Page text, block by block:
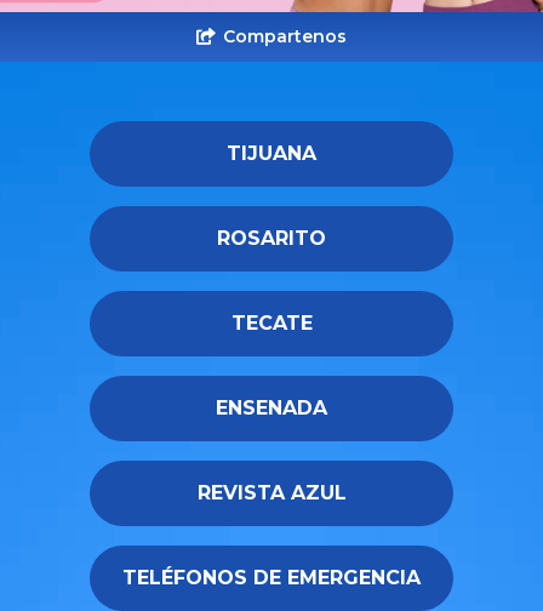
Compartenos
TIJUANA
ROSARITO
TECATE
ENSENADA
REVISTA AZUL
TELÉFONOS DE EMERGENCIA